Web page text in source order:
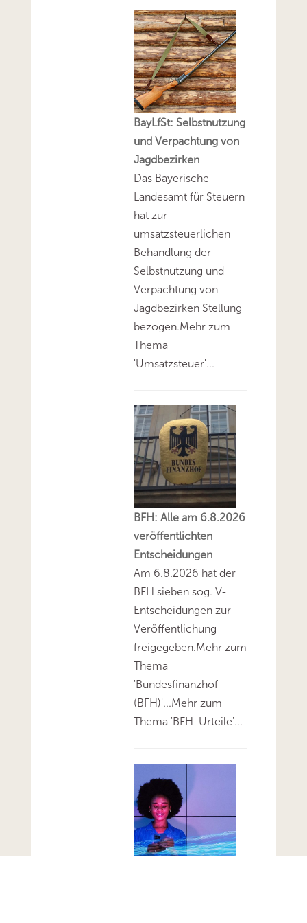
BayLfSt: Selbstnutzung
und Verpachtung von
Jagdbezirken
Das Bayerische
Landesamt für Steuern
hat zur
umsatzsteuerlichen
Behandlung der
Selbstnutzung und
Verpachtung von
Jagdbezirken Stellung
bezogen.Mehr zum
Thema
'Umsatzsteuer'...
BFH: Alle am 6.8.2026
veröffentlichten
Entscheidungen
Am 6.8.2026 hat der
BFH sieben sog. V-
Entscheidungen zur
Veröffentlichung
freigegeben.Mehr zum
Thema
'Bundesfinanzhof
(BFH)'...Mehr zum
Thema 'BFH-Urteile'...